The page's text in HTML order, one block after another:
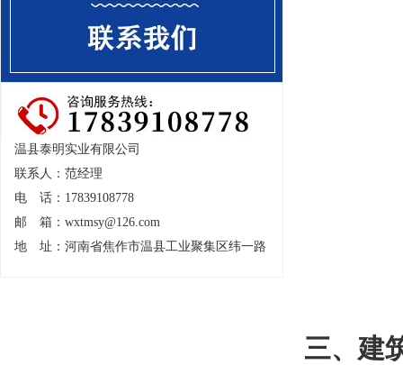
温县泰明实业有限公司
联系人：范经理
电 话：17839108778
邮 箱： wxtmsy@126.com
地 址：河南省焦作市温县工业聚集区纬一路
三、建